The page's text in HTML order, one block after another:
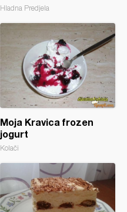
Hladna Predjela
Moja Kravica frozen
jogurt
Kolači